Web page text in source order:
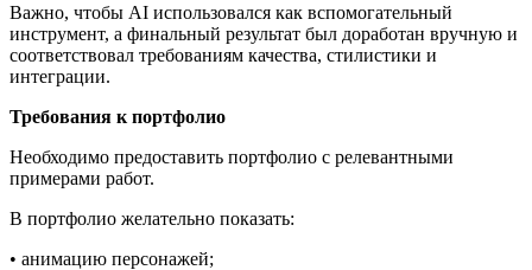
Важно, чтобы AI использовался как вспомогательный
инструмент, а финальный результат был доработан вручную и
соответствовал требованиям качества, стилистики и
интеграции.
Требования к портфолио
Необходимо предоставить портфолио с релевантными
примерами работ.
В портфолио желательно показать:
• анимацию персонажей;